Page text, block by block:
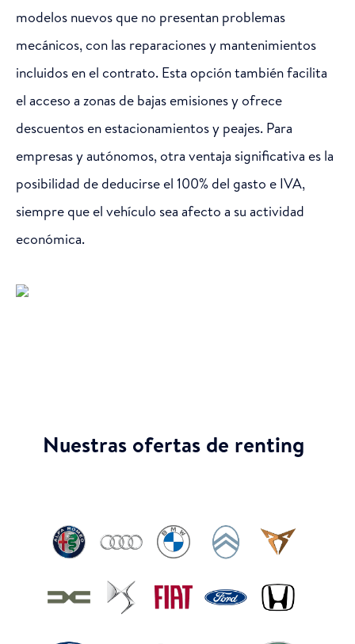
modelos nuevos que no presentan problemas
mecánicos, con las reparaciones y mantenimientos
incluidos en el contrato. Esta opción también facilita
el acceso a zonas de bajas emisiones y ofrece
descuentos en estacionamientos y peajes. Para
empresas y autónomos, otra ventaja significativa es la
posibilidad de deducirse el 100% del gasto e IVA,
siempre que el vehículo sea afecto a su actividad
económica.
Nuestras ofertas de renting